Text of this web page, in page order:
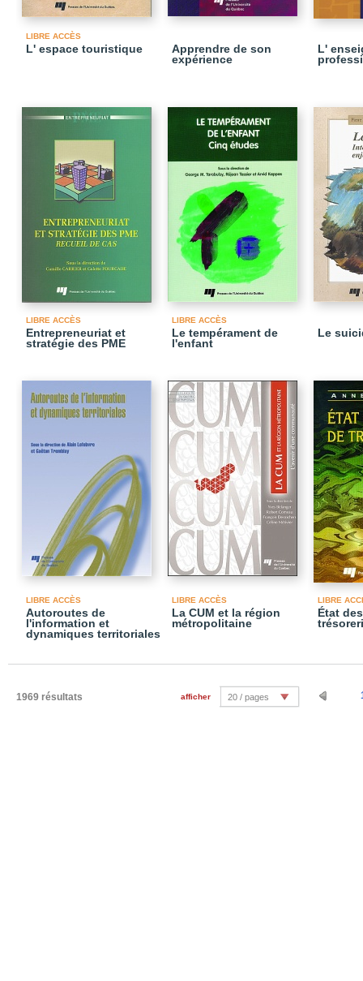
LIBRE ACCÈS
L' espace touristique
Apprendre de son
expérience
L'
LIBRE ACCÈS
Entrepreneuriat et
stratégie des PME
LIBRE ACCÈS
Le tempérament de
l'enfant
Le
LIBRE ACCÈS
Autoroutes de
l'information et
dynamiques territoriales
LIBRE ACCÈS
La CUM et la région
métropolitaine
LIBRE
État
1969 résultats afficher 20 / pages